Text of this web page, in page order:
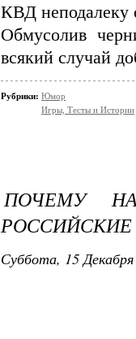
КВД неподалеку
Обмусолив
всякий случай
Рубрики: Юмор
Игры, Тесты и Истории
ПОЧЕМУ
Суббота, 15